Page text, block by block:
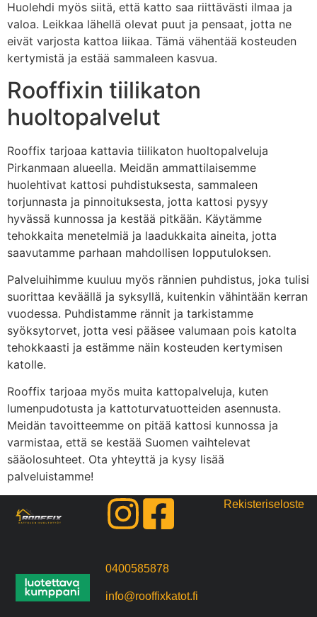
Huolehdi myös siitä, että katto saa riittävästi ilmaa ja
valoa. Leikkaa lähellä olevat puut ja pensaat, jotta ne
eivät varjosta kattoa liikaa. Tämä vähentää kosteuden
kertymistä ja estää sammaleen kasvua.
Rooffixin tiilikaton
huoltopalvelut
Rooffix tarjoaa kattavia tiilikaton huoltopalveluja
Pirkanmaan alueella. Meidän ammattilaisemme
huolehtivat kattosi puhdistuksesta, sammaleen
torjunnasta ja pinnoituksesta, jotta kattosi pysyy
hyvässä kunnossa ja kestää pitkään. Käytämme
tehokkaita menetelmiä ja laadukkaita aineita, jotta
saavutamme parhaan mahdollisen lopputuloksen.
Palveluihimme kuuluu myös rännien puhdistus, joka tulisi
suorittaa keväällä ja syksyllä, kuitenkin vähintään kerran
vuodessa. Puhdistamme rännit ja tarkistamme
syöksytorvet, jotta vesi pääsee valumaan pois katolta
tehokkaasti ja estämme näin kosteuden kertymisen
katolle.
Rooffix tarjoaa myös muita kattopalveluja, kuten
lumenpudotusta ja kattoturvatuotteiden asennusta.
Meidän tavoitteemme on pitää kattosi kunnossa ja
varmistaa, että se kestää Suomen vaihtelevat
sääolosuhteet. Ota yhteyttä ja kysy lisää
palveluistamme!
0400585878
info@rooffixkatot.fi
Rekisteriseloste